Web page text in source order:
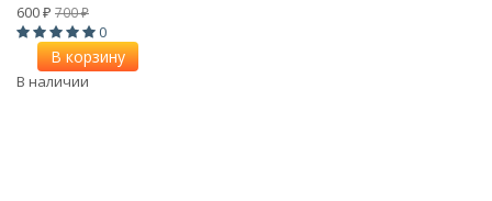
600 ₽ 700₽
0
В корзину
В наличии